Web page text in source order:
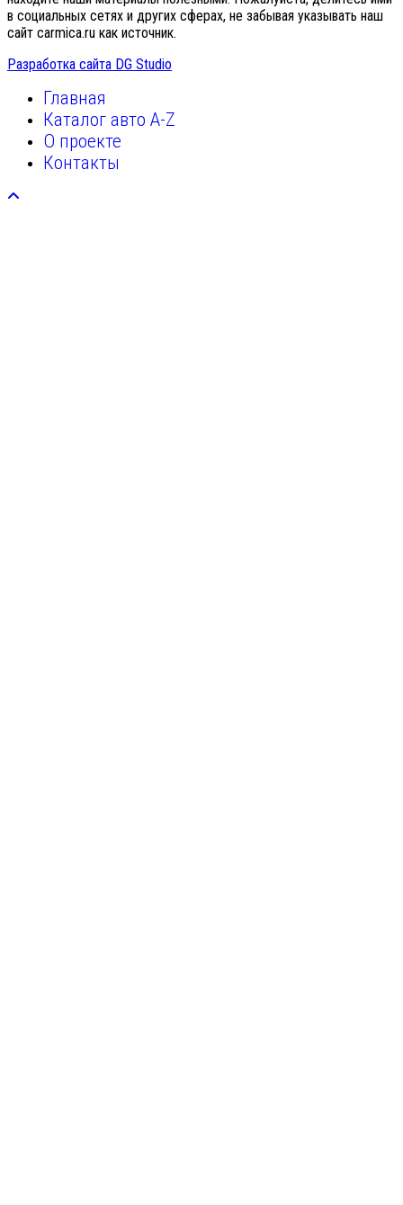
в социальных сетях и других сферах, не забывая указывать наш
сайт carmica.ru как источник.
Разработка сайта DG Studio
Главная
Каталог авто A-Z
О проекте
Контакты